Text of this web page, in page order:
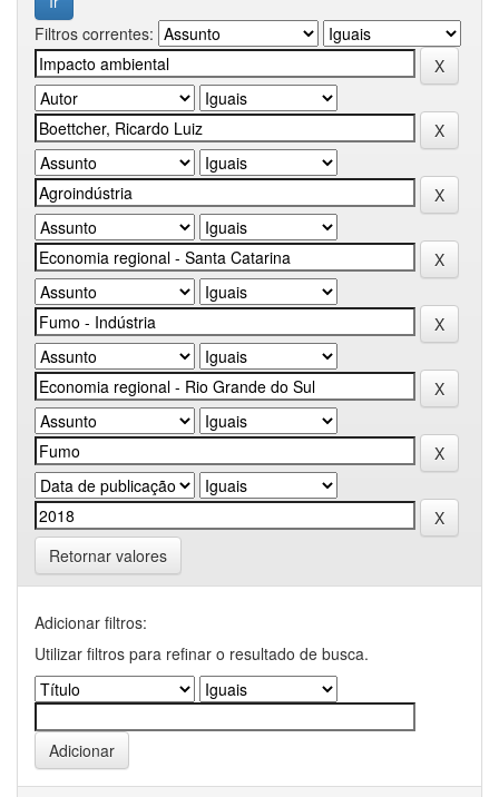
Filtros correntes:
Retornar valores
Adicionar filtros:
Utilizar filtros para refinar o resultado de busca.